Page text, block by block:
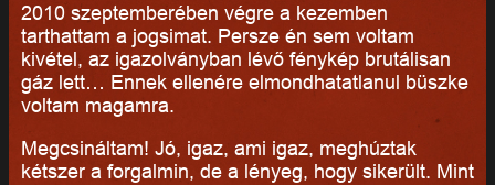
2010 szeptemberében végre a kezemben
tarthattam a jogsimat. Persze én sem voltam
kivétel, az igazolványban lévő fénykép brutálisan
gáz lett… Ennek ellenére elmondhatatlanul büszke
voltam magamra.
Megcsináltam! Jó, igaz, ami igaz, meghúztak
kétszer a forgalmin, de a lényeg, hogy sikerült. Mint